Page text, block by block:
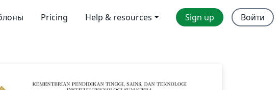
Pricing Help & resources Sign up Войти